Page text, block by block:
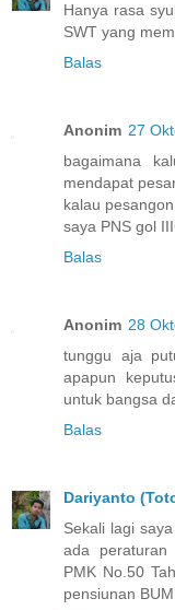
Hanya rasa
SWT yang
Balas
Anonim 27
bagaimana
mendapat
kalau
saya PNS gol
Balas
Anonim 28
tunggu aja
apapun
untuk bangsa
Balas
Dariyanto
Sekali lagi
ada peraturan
PMK No.50
pensiunan